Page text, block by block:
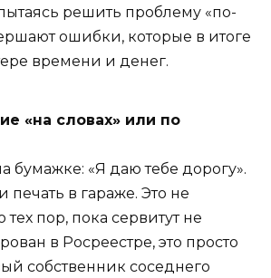
решить проблему «по-
ошибки, которые в итоге
времени и денег.
«на словах» или по
бумажке: «Я даю тебе дорогу».
печать в гараже. Это не
тех пор, пока сервитут не
в Росреестре, это просто
собственник соседнего